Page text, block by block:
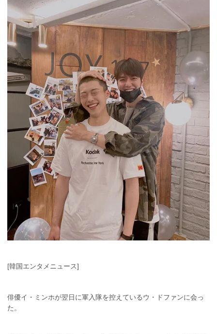
[韓国エンタメニュース]
俳優イ・ミンホが翌日に軍入隊を控えているウ・ドファンに会っ
た。